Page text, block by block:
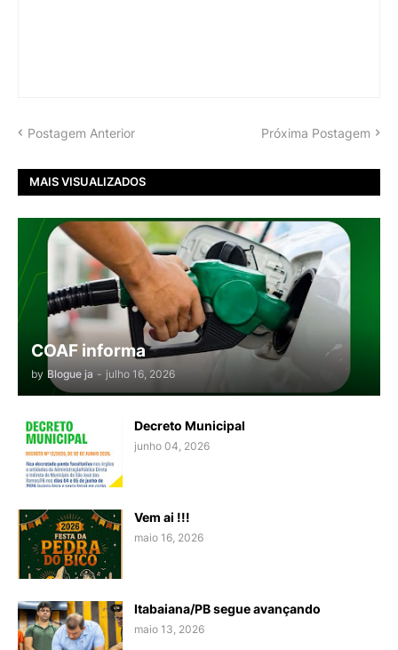
Postagem Anterior Próxima Postagem
MAIS VISUALIZADOS
COAF informa
by Blogue ja - julho 16, 2026
Decreto Municipal
junho 04, 2026
Vem ai !!!
maio 16, 2026
Itabaiana/PB segue avançando
maio 13, 2026